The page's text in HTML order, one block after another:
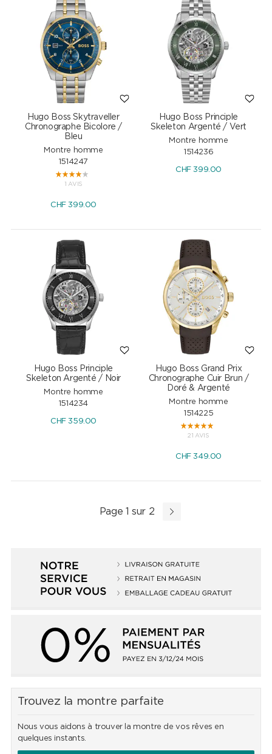
Hugo Boss Skytraveller
Chronographe Bicolore /
Bleu
Montre homme
1514247
1 AVIS
CHF399.00
Hugo Boss Principle
Skeleton Argenté / Vert
Montre homme
1514236
CHF399.00
Hugo Boss Principle
Skeleton Argenté / Noir
Montre homme
1514234
CHF359.00
Hugo Boss Grand Prix
Chronographe Cuir Brun /
Doré & Argenté
Montre homme
1514225
21 AVIS
CHF349.00
Page 1 sur 2
Trouvez la montre parfaite
Nous vous aidons à trouver la montre de vos rêves en
quelques instants.